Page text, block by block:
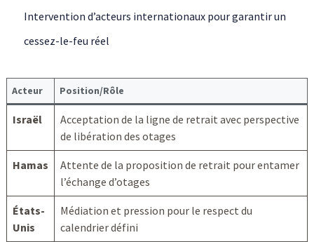
Intervention d’acteurs internationaux pour garantir un
cessez-le-feu réel
Acteur Position/Rôle
Israël
Acceptation de la ligne de retrait avec perspective
de libération des otages
Hamas
Attente de la proposition de retrait pour entamer
l’échange d’otages
États-
Unis
Médiation et pression pour le respect du
calendrier défini